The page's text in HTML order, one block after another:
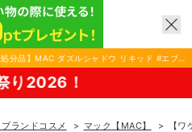
分品】MAC ダズルシャドウ リキッド #エブリ
美容ならPIARY（ピアリー）
ランドコスメ マック【MAC】
【